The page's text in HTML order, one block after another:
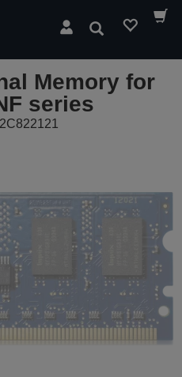
Søg
Memory for
series